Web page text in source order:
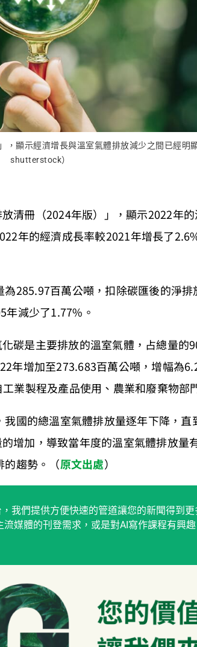
顯示經濟增長與溫室氣體排放減少之間已經明
shutterstock）
清冊（2024年版）」，顯示2022年
年的經濟成長率較2021年增長了
285.97百萬公噸，扣除碳匯後的淨
減少了1.77%。
碳是主要排放的溫室氣體，占總量的
年增加至273.683百萬公噸，增幅為
業製程及產品使用、農業和廢棄物部
國的總溫室氣體排放量逐年下降，直
增加，導致當年度的溫室氣體排放量
的趨勢。（原文出處）
我們提供方便快速的管道讓您的新聞得到
媒體的刊登需求，或是對AI寫作課程有興